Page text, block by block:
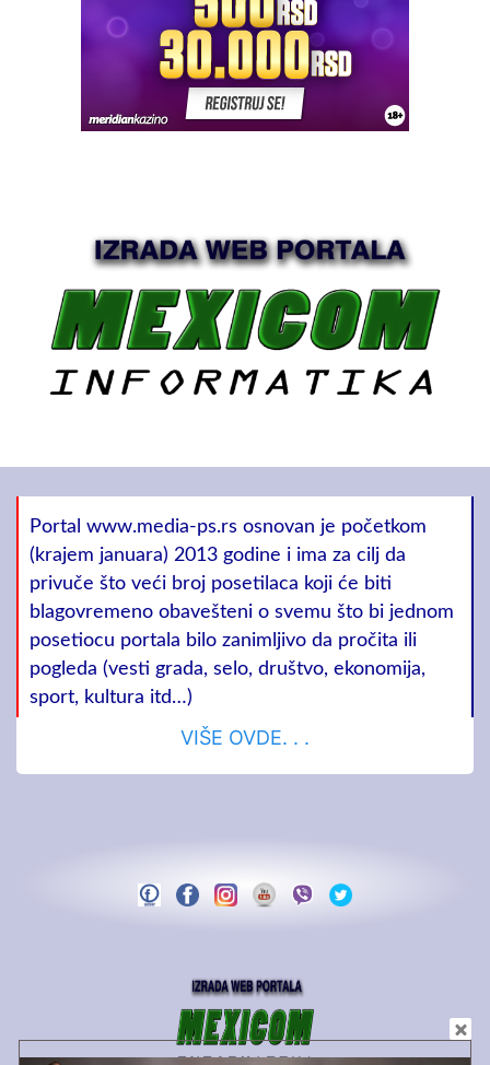
Portal www.media-ps.rs osnovan je početkom
(krajem januara) 2013 godine i ima za cilj da
privuče što veći broj posetilaca koji će biti
blagovremeno obavešteni o svemu što bi jednom
posetiocu portala bilo zanimljivo da pročita ili
pogleda (vesti grada, selo, društvo, ekonomija,
sport, kultura itd…)
VIŠE OVDE. . .